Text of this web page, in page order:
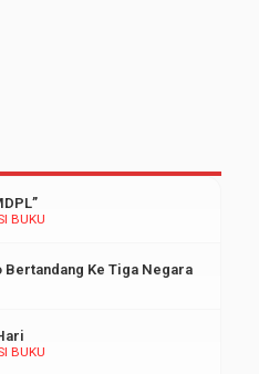
BUKU
Bertandang Ke Tiga Negara
BUKU